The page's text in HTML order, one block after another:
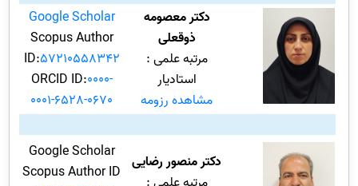
دکتر معصومه
ذوقعلی
مرتبه علمی :
استادیار
مشاهده رزومه
Google Scholar
Scopus Author
ID:57210558342
ORCID ID:0000-
0001-6528-0670
دکتر منصور رضایی
Google Scholar
Scopus Author ID